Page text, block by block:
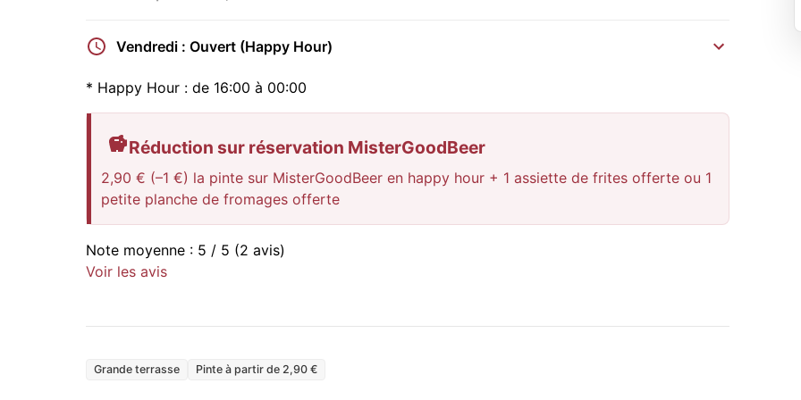
Vendredi : Ouvert (Happy Hour)
* Happy Hour : de 16:00 à 00:00
Réduction sur réservation MisterGoodBeer
2,90 € (–1 €) la pinte sur MisterGoodBeer en happy hour + 1 assiette de frites offerte ou 1
petite planche de fromages offerte
Note moyenne : 5 / 5 (2 avis)
Voir les avis
Grande terrasse Pinte à partir de 2,90 €